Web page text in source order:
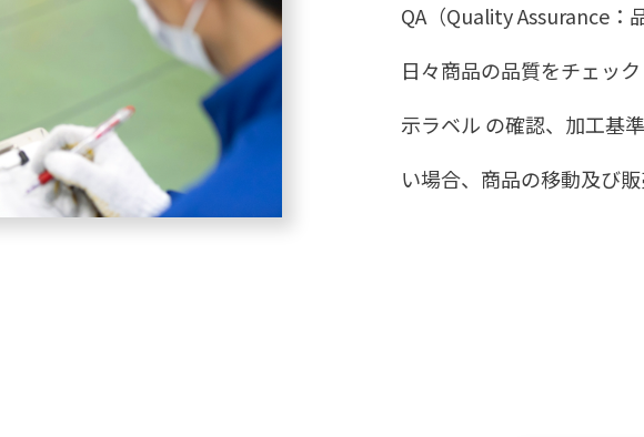
QA（Quality Assurance：
日々商品の品質をチェッ
示ラベル の確認、加工基
い場合、商品の移動及び